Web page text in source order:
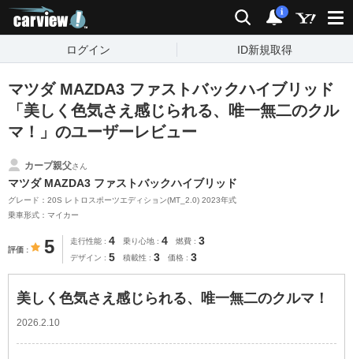
検索 通知
i
ログイン ID新規取得
マツダ MAZDA3 ファストバックハイブリッド
「美しく色気さえ感じられる、唯一無二のクル
マ！」のユーザーレビュー
カープ親父さん
マツダ MAZDA3 ファストバックハイブリッド
グレード：20S レトロスポーツエディション(MT_2.0) 2023年式
乗車形式：マイカー
評価 5 走行性能 4 乗り心地 4 燃費 3
デザイン 5 積載性 3 価格 3
美しく色気さえ感じられる、唯一無二のクルマ！
2026.2.10